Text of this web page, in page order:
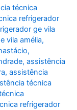
técnica
refrigerador
ge vila
vila amélia,
,
,assistência
,assistência
técnica
refrigerador